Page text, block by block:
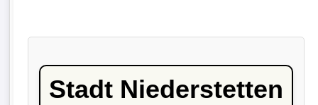
Stadt Niederstetten